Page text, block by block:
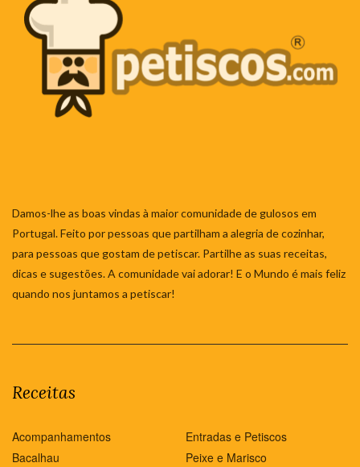
Damos-lhe as boas vindas à maior comunidade de gulosos em
Portugal. Feito por pessoas que partilham a alegria de cozinhar,
para pessoas que gostam de petiscar. Partilhe as suas receitas,
dicas e sugestões. A comunidade vai adorar! E o Mundo é mais feliz
quando nos juntamos a petiscar!
Receitas
Acompanhamentos
Bacalhau
Entradas e Petiscos
Peixe e Marisco